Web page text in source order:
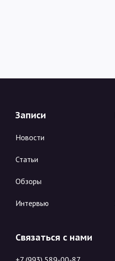
Записи
Новости
Статьи
Обзоры
Интервью
Связаться с нами